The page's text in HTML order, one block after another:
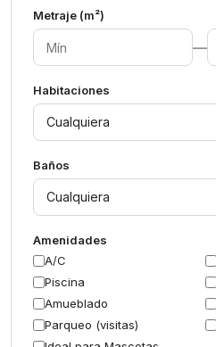
Metraje (m²)
—
Habitaciones
Cualquiera
Baños
Cualquiera
Amenidades
A/C
Piscina
Amueblado
Parqueo (visitas)